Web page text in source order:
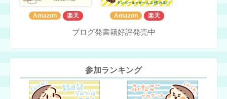
Amazon 楽天 Amazon 楽天
ブログ発書籍好評発売中
参加ランキング